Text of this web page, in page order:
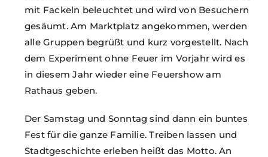
mit Fackeln beleuchtet und wird von Besuchern
gesäumt. Am Marktplatz angekommen, werden
alle Gruppen begrüßt und kurz vorgestellt. Nach
dem Experiment ohne Feuer im Vorjahr wird es
in diesem Jahr wieder eine Feuershow am
Rathaus geben.
Der Samstag und Sonntag sind dann ein buntes
Fest für die ganze Familie. Treiben lassen und
Stadtgeschichte erleben heißt das Motto. An